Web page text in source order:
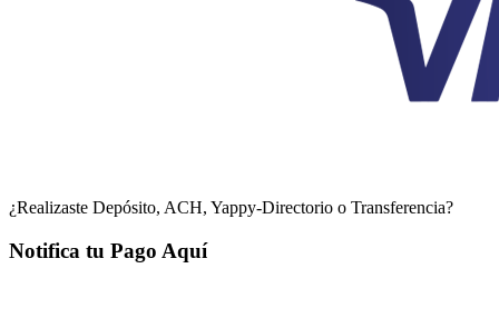
¿Realizaste Depósito, ACH, Yappy-Directorio o Transferencia?
Notifica tu Pago Aquí